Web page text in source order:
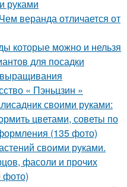
руками
веранда отличается от
которые можно и нельзя
для посадки
выращивания
« Пэньцзин »
своими руками:
цветами, советы по
(135 фото)
своими руками.
фасоли и прочих
фото)